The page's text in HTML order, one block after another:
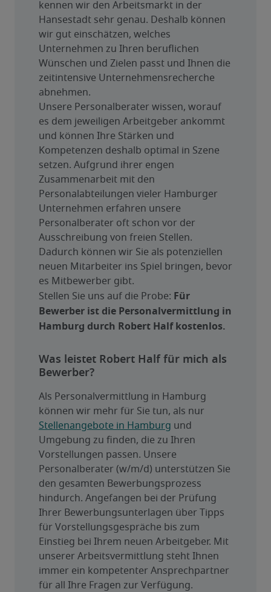
kennen wir den Arbeitsmarkt in der
Hansestadt sehr genau. Deshalb können
wir gut einschätzen, welches
Unternehmen zu Ihren beruflichen
Wünschen und Zielen passt und Ihnen die
zeitintensive Unternehmensrecherche
abnehmen.
Unsere Personalberater wissen, worauf
es dem jeweiligen Arbeitgeber ankommt
und können Ihre Stärken und
Kompetenzen deshalb optimal in Szene
setzen. Aufgrund ihrer engen
Zusammenarbeit mit den
Personalabteilungen vieler Hamburger
Unternehmen erfahren unsere
Personalberater oft schon vor der
Ausschreibung von freien Stellen.
Dadurch können wir Sie als potenziellen
neuen Mitarbeiter ins Spiel bringen, bevor
es Mitbewerber gibt.
Stellen Sie uns auf die Probe: Für
Bewerber ist die Personalvermittlung in
Hamburg durch Robert Half kostenlos.
Was leistet Robert Half für mich als
Bewerber?
Als Personalvermittlung in Hamburg
Stellenangebote in Hamburg und
Umgebung zu finden, die zu Ihren
Vorstellungen passen. Unsere
Personalberater (w/m/d) unterstützen Sie
den gesamten Bewerbungsprozess
hindurch. Angefangen bei der Prüfung
Ihrer Bewerbungsunterlagen über Tipps
für Vorstellungsgespräche bis zum
Einstieg bei Ihrem neuen Arbeitgeber. Mit
unserer Arbeitsvermittlung steht Ihnen
immer ein kompetenter Ansprechpartner
für all Ihre Fragen zur Verfügung.